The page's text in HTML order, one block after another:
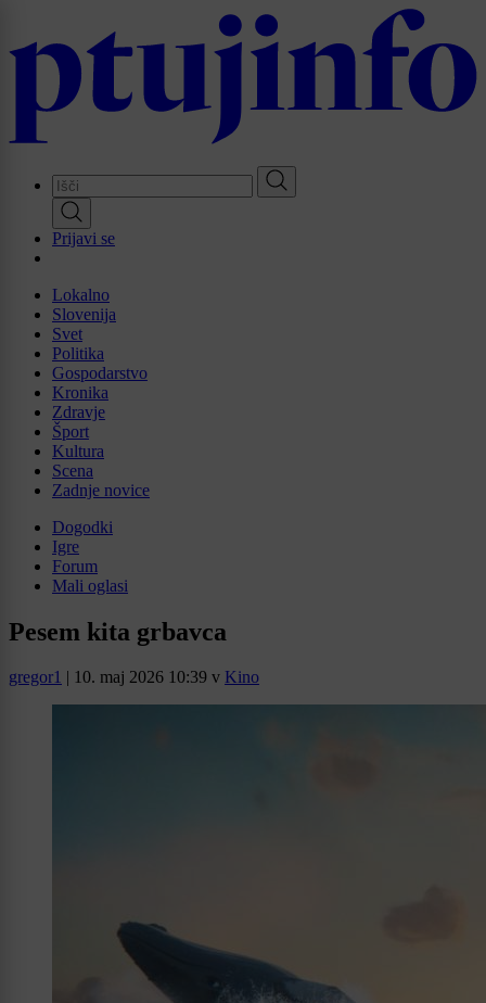
main
Prijavi se
Lokalno
Slovenija
Svet
Politika
Gospodarstvo
Kronika
Zdravje
Šport
Kultura
Scena
Zadnje novice
Dogodki
Igre
Forum
Mali oglasi
Pesem kita grbavca
gregor1 | 10. maj 2026 10:39 v Kino